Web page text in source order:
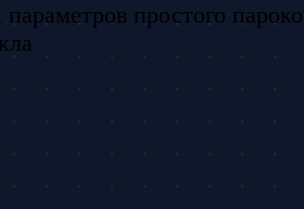
простого